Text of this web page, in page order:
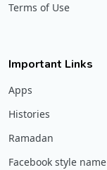
Terms of Use
Important Links
Apps
Histories
Ramadan
Facebook style name